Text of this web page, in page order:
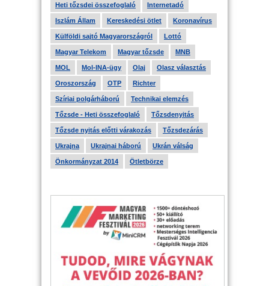
Heti tőzsdei összefoglaló Internetadó
Iszlám Állam Kereskedési ötlet Koronavírus
Külföldi sajtó Magyarországról Lottó
Magyar Telekom Magyar tőzsde MNB
MOL Mol-INA-ügy Olaj Olasz választás
Oroszország OTP Richter
Szíriai polgárháború Technikai elemzés
Tőzsde - Heti összefoglaló Tőzsdenyitás
Tőzsde nyitás előtti várakozás Tőzsdezárás
Ukrajna Ukrajnai háború Ukrán válság
Önkormányzat 2014 Ötletbörze